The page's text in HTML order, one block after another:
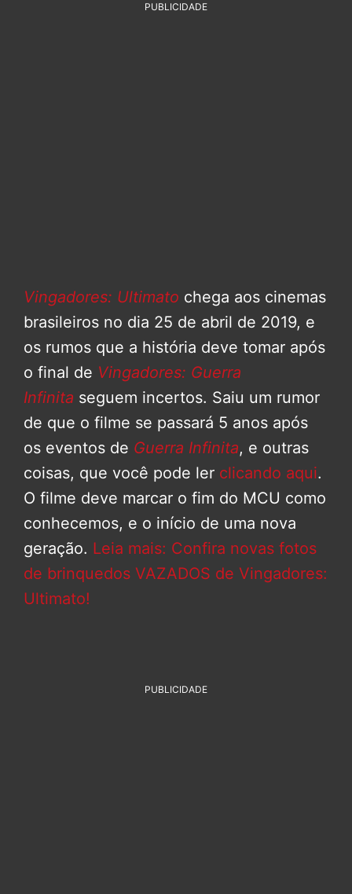
PUBLICIDADE
Vingadores: Ultimato chega aos cinemas
brasileiros no dia 25 de abril de 2019, e
os rumos que a história deve tomar após
o final de Vingadores: Guerra
Infinita seguem incertos. Saiu um rumor
de que o filme se passará 5 anos após
os eventos de Guerra Infinita, e outras
coisas, que você pode ler clicando aqui.
O filme deve marcar o fim do MCU como
conhecemos, e o início de uma nova
geração. Leia mais: Confira novas fotos
de brinquedos VAZADOS de Vingadores:
Ultimato!
PUBLICIDADE